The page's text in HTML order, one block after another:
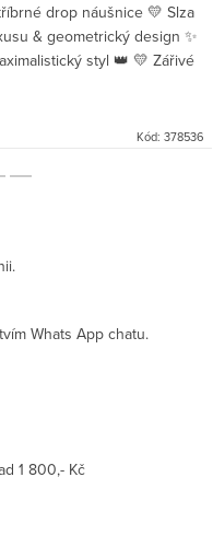
drop náušnice 💛 Slza
& geometrický design ✨
styl 👑 💛 Zářivé
architektonické...Kód: 378536
Whats App chatu.
1 800,- Kč